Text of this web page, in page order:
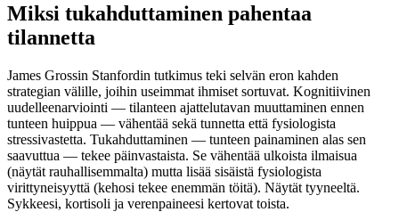
Miksi tukahduttaminen pahentaa
tilannetta
James Grossin Stanfordin tutkimus teki selvän eron kahden
strategian välille, joihin useimmat ihmiset sortuvat. Kognitiivinen
uudelleenarviointi — tilanteen ajattelutavan muuttaminen ennen
tunteen huippua — vähentää sekä tunnetta että fysiologista
stressivastetta. Tukahduttaminen — tunteen painaminen alas sen
saavuttua — tekee päinvastaista. Se vähentää ulkoista ilmaisua
(näytät rauhallisemmalta) mutta lisää sisäistä fysiologista
virittyneisyyttä (kehosi tekee enemmän töitä). Näytät tyyneeltä.
Sykkeesi, kortisoli ja verenpaineesi kertovat toista.